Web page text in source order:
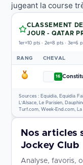
jugeant la course
CLASSEMENT
JOUR - QATAR
1er=10 pts · 2e=8 pts · 3e=6
RANG CHEVAL
16
Sources : Equidia, Equidia
L'Alsace, Le Parisien,
Turf.com, Week-End.com,
Nos articles
Jockey Club
Analyse, favoris,